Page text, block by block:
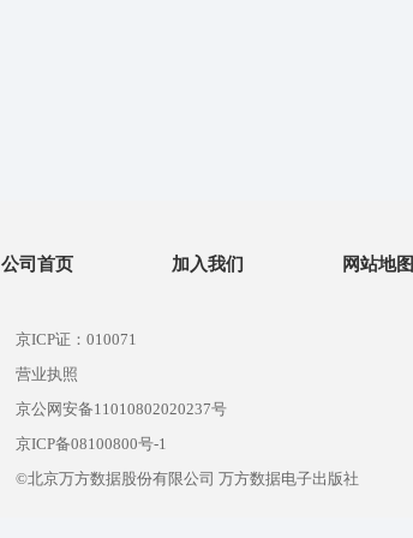
公司首页 加入我们 网站地图
京ICP证：010071
营业执照
京公网安备11010802020237号
京ICP备08100800号-1
©北京万方数据股份有限公司 万方数据电子出版社